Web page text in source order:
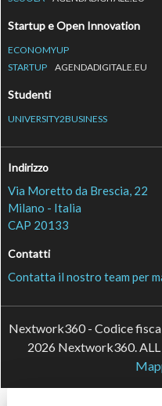
Startup e Open Innovation
ECONOMYUP
STARTUP
AGENDADIGITALE.EU
Studenti
UNIVERSITY2BUSINESS
Indirizzo
Via Moretto da Brescia, 22
Milano - Italia
CAP 20133
Contatti
Contatta il nostro team per
Nextwork360 - Codice
2026 Nextwork360. ALL